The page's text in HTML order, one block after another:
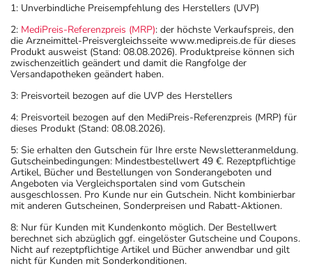
- Vermeiden Sie übermäßige UV-Strahlung, z.B. in
Solarien oder bei ausgedehnten Sonnenbädern, weil die
Haut während der Anwendung des Arzneimittels
empfindlicher reagiert.
- Das Arzneimittel kann Symptome verschleiern, die auf
eine schwerwiegende Erkrankung hindeuten. Lassen Sie
deshalb länger anhaltende Beschwerden vor Einnahme
des Arzneimittels von Ihrem Arzt abklären.
- Vorsicht bei Allergie gegen Omeprazol und ähnliche
Protonenpumpenhemmer!
- Vorsicht bei Allergie gegen Maisstärke!
- Vorsicht bei Allergie gegen Natriumlaurylsulfat und
- Vorsicht bei Allergie gegen Polyethylenglykol(PEG)-
haltige Stoffe!
- Vorsicht bei Alpha-Gal-Allergie (Allergie gegen rotes
1: Unverbindliche Preisempfehlung des Herstellers (UVP)
2: MediPreis-Referenzpreis (MRP): der höchste Verkaufspreis, den
die Arzneimittel-Preisvergleichsseite www.medipreis.de für dieses
Produkt ausweist (Stand: 08.08.2026). Produktpreise können sich
zwischenzeitlich geändert und damit die Rangfolge der
Versandapotheken geändert haben.
3: Preisvorteil bezogen auf die UVP des Herstellers
4: Preisvorteil bezogen auf den MediPreis-Referenzpreis (MRP) für
dieses Produkt (Stand: 08.08.2026).
5: Sie erhalten den Gutschein für Ihre erste Newsletteranmeldung.
Gutscheinbedingungen: Mindestbestellwert 49 €. Rezeptpflichtige
Artikel, Bücher und Bestellungen von Sonderangeboten und
Angeboten via Vergleichsportalen sind vom Gutschein
ausgeschlossen. Pro Kunde nur ein Gutschein. Nicht kombinierbar
mit anderen Gutscheinen, Sonderpreisen und Rabatt-Aktionen.
8: Nur für Kunden mit Kundenkonto möglich. Der Bestellwert
berechnet sich abzüglich ggf. eingelöster Gutscheine und Coupons.
Nicht auf rezeptpflichtige Artikel und Bücher anwendbar und gilt
nicht für Kunden mit Sonderkonditionen.